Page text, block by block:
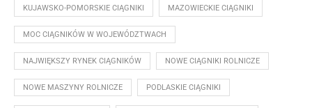
KUJAWSKO-POMORSKIE CIĄGNIKI MAZOWIECKIE CIĄGNIKI
MOC CIĄGNIKÓW W WOJEWÓDZTWACH
NAJWIĘKSZY RYNEK CIĄGNIKÓW NOWE CIĄGNIKI ROLNICZE
NOWE MASZYNY ROLNICZE PODLASKIE CIĄGNIKI